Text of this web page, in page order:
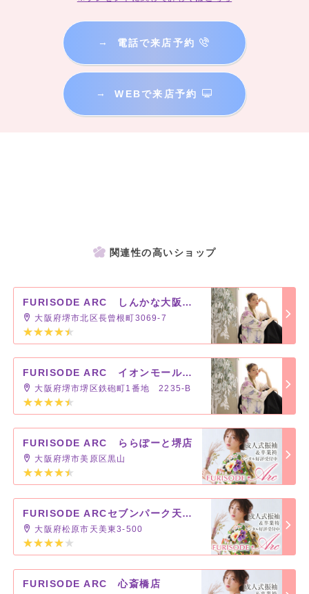
→ 電話で来店予約
→ WEBで来店予約
関連性の高いショップ
FURISODE ARC しんかな大阪南店
大阪府堺市北区長曾根町3069-7
FURISODE ARC イオンモール堺鉄砲町店
大阪府堺市堺区鉄砲町1番地 2235-B
FURISODE ARC ららぽーと堺店
大阪府堺市美原区黒山
FURISODE ARCセブンパーク天美店
大阪府松原市天美東3-500
FURISODE ARC 心斎橋店